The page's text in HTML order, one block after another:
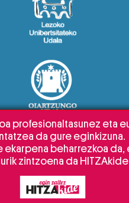
profesionaltasunez eta
da gure eginkizuna.
ekarpena beharrezkoa da,
zintzoena da